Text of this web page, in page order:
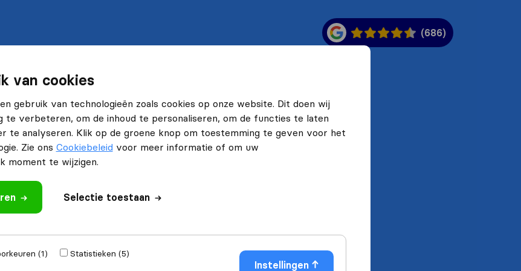
van cookies
gebruik van technologieën zoals cookies op onze website. Dit doen wij
te verbeteren, om de inhoud te personaliseren, om de functies te laten
te analyseren. Klik op de groene knop om toestemming te geven voor het
Zie ons Cookiebeleid voor meer informatie of om uw
moment te wijzigen.
Selectie toestaan
(1)
Statistieken (5)
Instellingen
(686)